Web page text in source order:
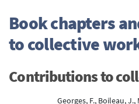
Book chapters
to collective
Contributions to
Georges, F., Boileau, J.,